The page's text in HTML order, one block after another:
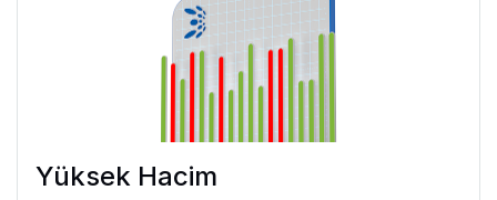
Yüksek Hacim